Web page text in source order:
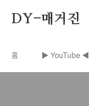
DY-매거진
홈 ▶ YouTube ◀